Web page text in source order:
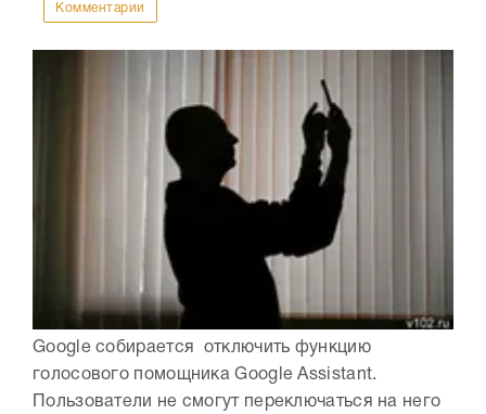
Комментарии
Google собирается отключить функцию
голосового помощника Google Assistant.
Пользователи не смогут переключаться на него